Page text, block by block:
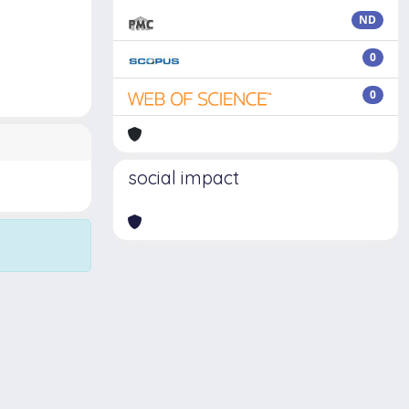
ND
0
0
social impact